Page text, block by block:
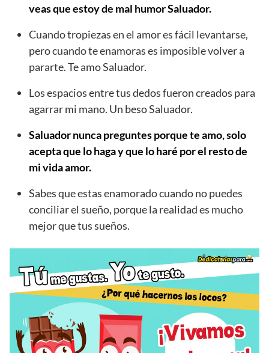
veas que estoy de mal humor Saluador.
Cuando tropiezas en el amor es fácil levantarse,
pero cuando te enamoras es imposible volver a
pararte. Te amo Saluador.
Los espacios entre tus dedos fueron creados para
agarrar mi mano. Un beso Saluador.
Saluador nunca preguntes porque te amo, solo
acepta que lo haga y que lo haré por el resto de
mi vida amor.
Sabes que estas enamorado cuando no puedes
conciliar el sueño, porque la realidad es mucho
mejor que tus sueños.